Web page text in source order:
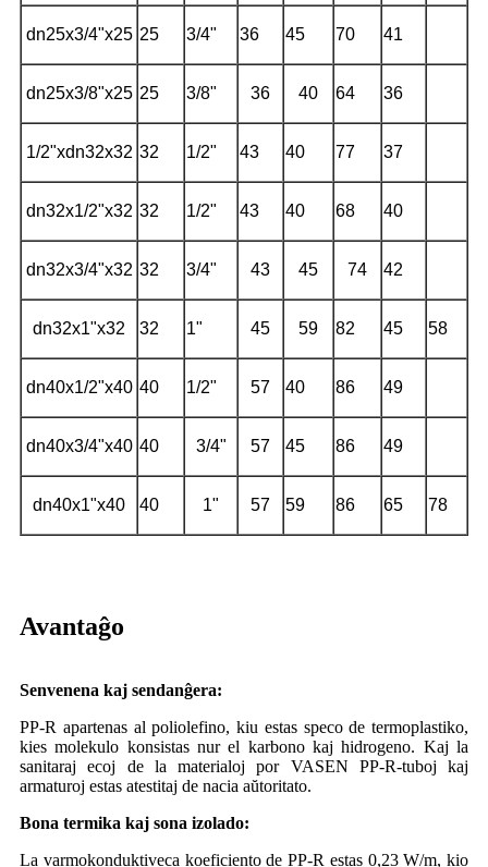
dn25x3/4"x25 25 3/4" 36 45 70 41
dn25x3/8"x25 25 3/8" 36 40 64 36
1/2"xdn32x32 32 1/2" 43 40 77 37
dn32x1/2"x32 32 1/2" 43 40 68 40
dn32x3/4"x32 32 3/4" 43 45 74 42
dn32x1"x32 32 1" 45 59 82 45 58
dn40x1/2"x40 40 1/2" 57 40 86 49
dn40x3/4"x40 40 3/4" 57 45 86 49
dn40x1"x40 40 1" 57 59 86 65 78
Avantaĝo
Senvenena kaj sendanĝera:
PP-R apartenas al poliolefino, kiu estas speco de termoplastiko,
kies molekulo konsistas nur el karbono kaj hidrogeno. Kaj la
sanitaraj ecoj de la materialoj por VASEN PP-R-tuboj kaj
armaturoj estas atestitaj de nacia aŭtoritato.
Bona termika kaj sona izolado:
La varmokonduktiveca koeficiento de PP-R estas 0,23 W/m, kio